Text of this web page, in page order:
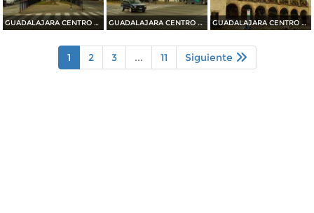
GUADALAJARA CENTRO HISTORICO 2014 GUADALAJARA CENTRO HISTORICO 2014 GUADALAJARA CENTRO HISTORICO 2014
1 2 3 ... 11 Siguiente